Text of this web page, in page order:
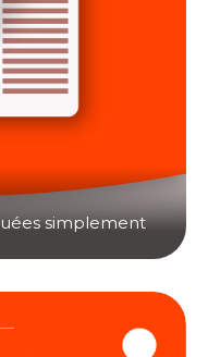
simplement